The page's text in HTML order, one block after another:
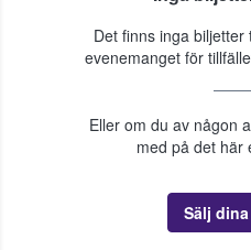
Det finns inga
evenemanget för
Eller om du av någon
med på det här
Sälj